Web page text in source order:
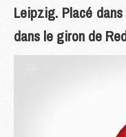
Leipzig. Placé
dans le giron de